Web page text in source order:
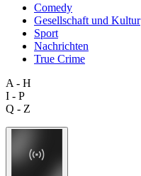
Comedy
Gesellschaft und Kultur
Sport
Nachrichten
True Crime
A - H
I - P
Q - Z